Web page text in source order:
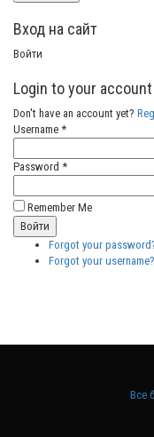
Вход на сайт
Войти
Login to your account
Don't have an account yet?
Username *
Password *
Remember Me
Forgot your
Forgot your username?
Все